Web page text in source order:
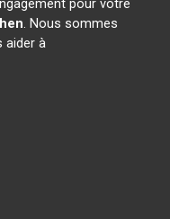
pour votre
. Nous sommes
aider à